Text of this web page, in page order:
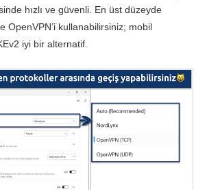
hızlı ve güvenli. En üst düzeyde
OpenVPN’i kullanabilirsiniz; mobil
iyi bir alternatif.